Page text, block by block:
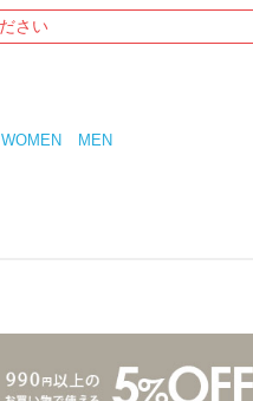
さい
WOMEN MEN